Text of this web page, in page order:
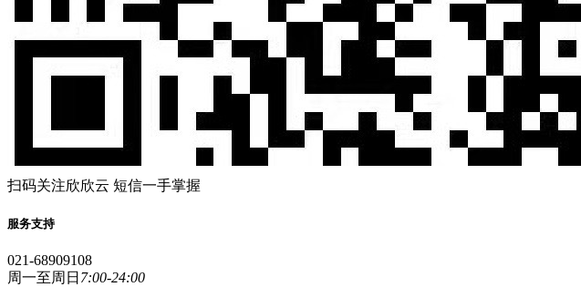
扫码关注欣欣云 短信一手掌握
服务支持
021-68909108
周一至周日 7:00-24:00